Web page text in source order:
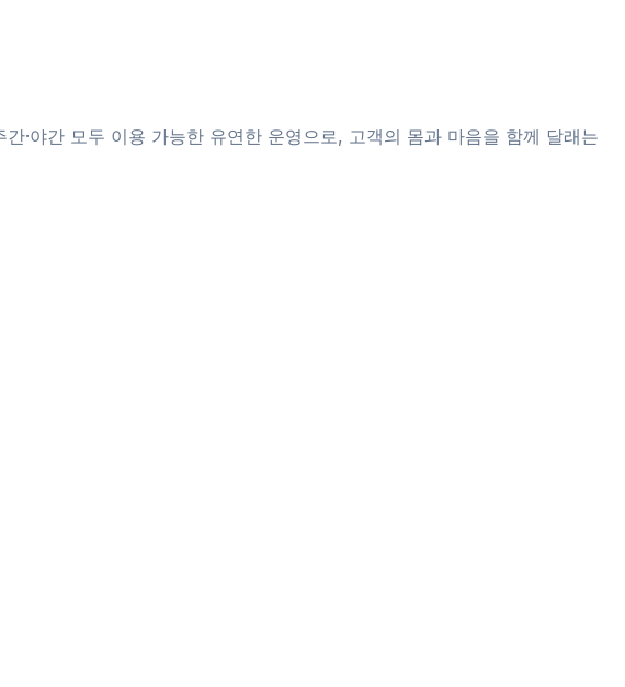
·야간 모두 이용 가능한 유연한 운영으로, 고객의 몸과 마음을 함께 달래는